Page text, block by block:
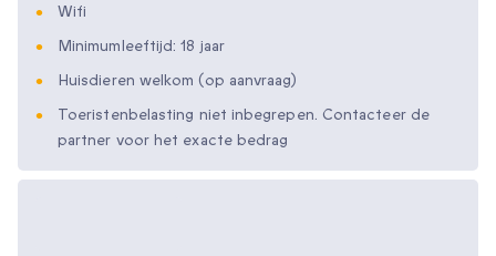
Wifi
Minimumleeftijd: 18 jaar
Huisdieren welkom (op aanvraag)
Toeristenbelasting niet inbegrepen. Contacteer de
partner voor het exacte bedrag